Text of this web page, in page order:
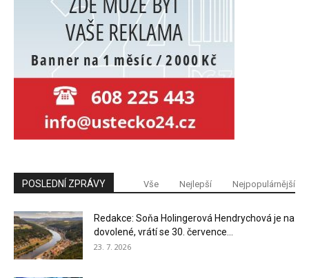
POSLEDNÍ ZPRÁVY Vše Nejlepší Nejpopulárnější
Redakce: Soňa Holingerová Hendrychová je na
dovolené, vrátí se 30. července...
23. 7. 2026